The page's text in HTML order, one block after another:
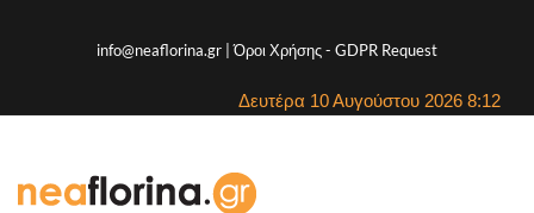
info@neaflorina.gr |Όροι Χρήσης- GDPR Request
Δευτέρα 10 Αυγούστου 2026 8:12